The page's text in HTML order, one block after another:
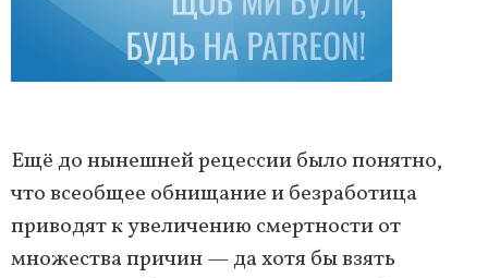
Ещё до нынешней рецессии было понятно,
что всеобщее обнищание и безработица
приводят к увеличению смертности от
множества причин — да хотя бы взять